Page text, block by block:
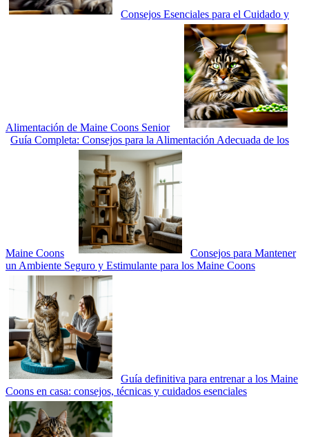
Consejos Esenciales para el Cuidado y
Alimentación de Maine Coons Senior
Guía Completa: Consejos para la Alimentación Adecuada de los
Maine Coons
Consejos para Mantener
un Ambiente Seguro y Estimulante para los Maine Coons
Guía definitiva para entrenar a los Maine
Coons en casa: consejos, técnicas y cuidados esenciales